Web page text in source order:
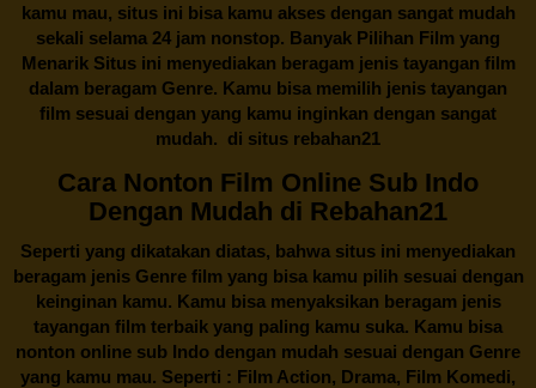
kamu mau, situs ini bisa kamu akses dengan sangat mudah
sekali selama 24 jam nonstop. Banyak Pilihan Film yang
Menarik Situs ini menyediakan beragam jenis tayangan film
dalam beragam Genre. Kamu bisa memilih jenis tayangan
film sesuai dengan yang kamu inginkan dengan sangat
mudah. di situs rebahan21
Cara Nonton Film Online Sub Indo
Dengan Mudah di Rebahan21
Seperti yang dikatakan diatas, bahwa situs ini menyediakan
beragam jenis Genre film yang bisa kamu pilih sesuai dengan
keinginan kamu. Kamu bisa menyaksikan beragam jenis
tayangan film terbaik yang paling kamu suka. Kamu bisa
nonton online sub Indo dengan mudah sesuai dengan Genre
yang kamu mau. Seperti : Film Action, Drama, Film Komedi,